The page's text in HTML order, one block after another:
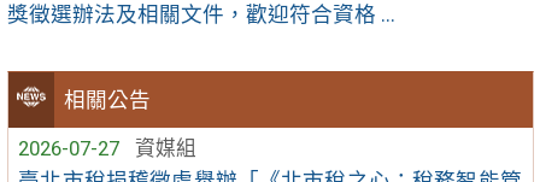
相關公告
2026-07-27
資媒組
獎徵選辦法及相關文件，歡迎符合資格 ...